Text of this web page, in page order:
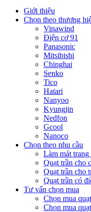
Giới thiệu
Chọn theo thương
Vinawind
Điện cơ 91
Panasonic
Mitsibishi
Chinghai
Senko
Tico
Hatari
Nanyoo
Kyungjin
Nedfon
Gcool
Nanoco
Chọn theo nhu cầu
Làm mát trang
Quạt trần cho
Quạt trần cho
Quạt trần có
Tư vấn chọn mua
Chọn mua
Chọn mua